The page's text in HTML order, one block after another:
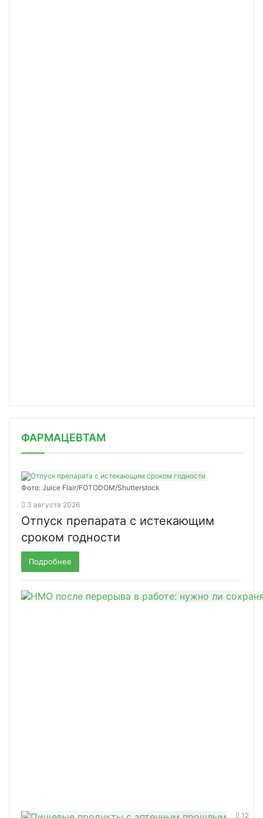
ФАРМАЦЕВТАМ
Фото: Juice Flair/FOTODOM/Shutterstoсk
3 августа 2026
Отпуск препарата с истекающим
сроком годности
Подробнее
12